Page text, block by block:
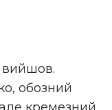
вийшов.
обозний